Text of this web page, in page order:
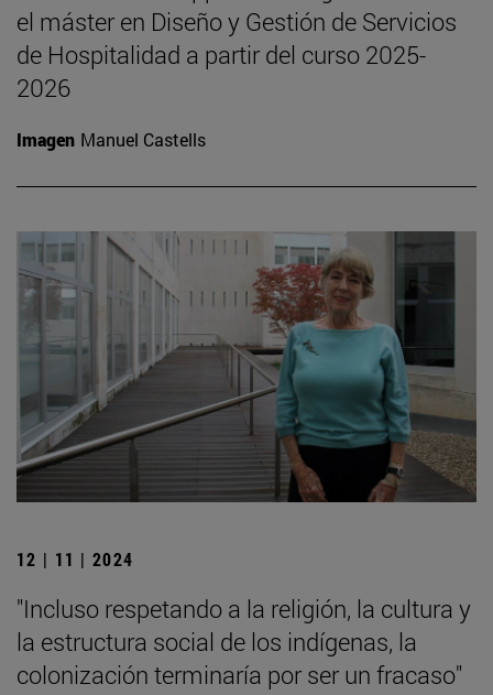
el máster en Diseño y Gestión de Servicios
de Hospitalidad a partir del curso 2025-
2026
Imagen Manuel Castells
12 | 11 | 2024
"Incluso respetando a la religión, la cultura y
la estructura social de los indígenas, la
colonización terminaría por ser un fracaso"